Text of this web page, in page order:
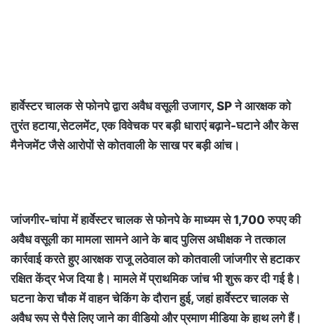
हार्वेस्टर चालक से फोनपे द्वारा अवैध वसूली उजागर, SP ने आरक्षक को
तुरंत हटाया,सेटलमेंट, एक विवेचक पर बड़ी धाराएं बढ़ाने-घटाने और केस
मैनेजमेंट जैसे आरोपों से कोतवाली के साख पर बड़ी आंच।
जांजगीर-चांपा में हार्वेस्टर चालक से फोनपे के माध्यम से 1,700 रुपए की
अवैध वसूली का मामला सामने आने के बाद पुलिस अधीक्षक ने तत्काल
कार्रवाई करते हुए आरक्षक राजू लठेवाल को कोतवाली जांजगीर से हटाकर
रक्षित केंद्र भेज दिया है। मामले में प्राथमिक जांच भी शुरू कर दी गई है।
घटना केरा चौक में वाहन चेकिंग के दौरान हुई, जहां हार्वेस्टर चालक से
अवैध रूप से पैसे लिए जाने का वीडियो और प्रमाण मीडिया के हाथ लगे हैं।